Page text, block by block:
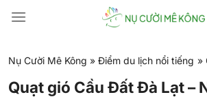
đến
dung
Nụ Cười Mê Kông » Điểm du lịch nổi tiếng »
Quạt gió Cầu Đất Đà Lạt –